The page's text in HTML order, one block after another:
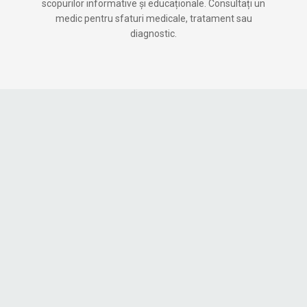
scopurilor informative și educaționale. Consultați un
medic pentru sfaturi medicale, tratament sau
diagnostic.